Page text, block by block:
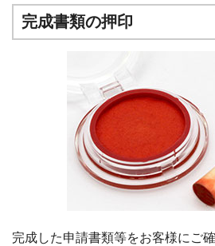
完成書類の押印
完成した申請書類等をお客様にご